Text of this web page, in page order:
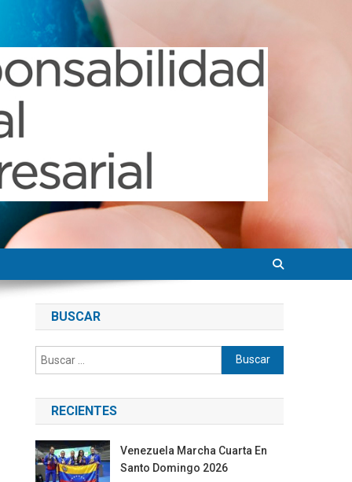
BUSCAR
Buscar:
RECIENTES
Venezuela Marcha Cuarta En
Santo Domingo 2026